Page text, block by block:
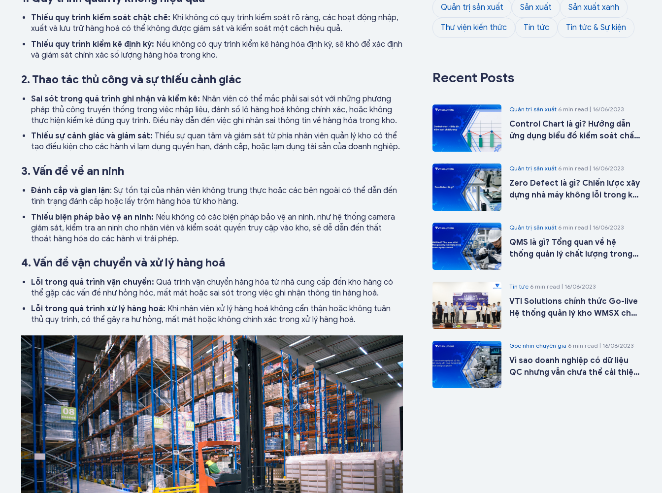
Thiếu quy trình kiểm soát chặt chẽ: Khi không có quy trình kiểm soát rõ ràng, các hoạt động nhập,
xuất và lưu trữ hàng hoá có thể không được giám sát và kiểm soát một cách hiệu quả.
Thiếu quy trình kiểm kê định kỳ: Nếu không có quy trình kiểm kê hàng hóa định kỳ, sẽ khó để xác định
và giám sát chính xác số lượng hàng hóa trong kho.
2. Thao tác thủ công và sự thiếu cảnh giác
Sai sót trong quá trình ghi nhận và kiểm kê: Nhân viên có thể mắc phải sai sót với những phương
pháp thủ công truyền thống trong việc nhập liệu, đánh số lô hàng hoá không chính xác, hoặc không
thực hiện kiểm kê đúng quy trình. Điều này dẫn đến việc ghi nhận sai thông tin về hàng hóa trong kho.
Thiếu sự cảnh giác và giám sát: Thiếu sự quan tâm và giám sát từ phía nhân viên quản lý kho có thể
tạo điều kiện cho các hành vi lạm dụng quyền hạn, đánh cắp, hoặc lạm dụng tài sản của doanh nghiệp.
3. Vấn đề về an ninh
Đánh cắp và gian lận: Sự tồn tại của nhân viên không trung thực hoặc các bên ngoài có thể dẫn đến
tình trạng đánh cắp hoặc lấy trộm hàng hóa từ kho hàng.
Thiếu biện pháp bảo vệ an ninh: Nếu không có các biện pháp bảo vệ an ninh, như hệ thống camera
giám sát, kiểm tra an ninh cho nhân viên và kiểm soát quyền truy cập vào kho, sẽ dễ dẫn đến thất
thoát hàng hóa do các hành vi trái phép.
4. Vấn đề vận chuyển và xử lý hàng hoá
Lỗi trong quá trình vận chuyển: Quá trình vận chuyển hàng hóa từ nhà cung cấp đến kho hàng có
thể gặp các vấn đề như hỏng hóc, mất mát hoặc sai sót trong việc ghi nhận thông tin hàng hoá.
Lỗi trong quá trình xử lý hàng hoá: Khi nhân viên xử lý hàng hoá không cẩn thận hoặc không tuân
thủ quy trình, có thể gây ra hư hỏng, mất mát hoặc không chính xác trong xử lý hàng hoá.
Quản trị sản xuất Sản xuất Sản xuất xanh
Thư viện kiến thức Tin tức Tin tức & Sự kiện
Recent Posts
Quản trị sản xuất6 min read | 16/06/2023
Control Chart là gì? Hướng dẫn
ứng dụng biểu đồ kiểm soát chất
Quản trị sản xuất6 min read | 16/06/2023
Zero Defect là gì? Chiến lược xây
dựng nhà máy không lỗi trong kỷ
Quản trị sản xuất6 min read | 16/06/2023
QMS là gì? Tổng quan về hệ
thống quản lý chất lượng trong
Tin tức6 min read | 16/06/2023
VTI Solutions chính thức Go-live
Hệ thống quản lý kho WMSX cho
ngày triển khai
Góc nhìn chuyên gia 6 min read | 16/06/2023
Vì sao doanh nghiệp có dữ liệu
QC nhưng vẫn chưa thể cải thiện